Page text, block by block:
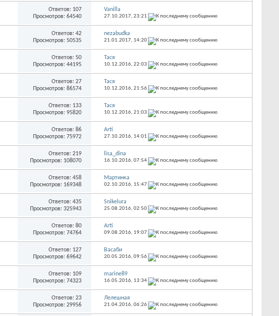
Ответов: 107
Просмотров: 64540
Vanilla
27.10.2017, 23:21
Ответов: 42
Просмотров: 50535
nezabudka
21.01.2017, 14:20
Ответов: 50
Просмотров: 44195
Тася
10.12.2016, 22:03
Ответов: 27
Просмотров: 86574
Тася
10.12.2016, 21:56
Ответов: 133
Просмотров: 95820
Тася
10.12.2016, 21:03
Ответов: 86
Просмотров: 75972
Arti
27.10.2016, 14:01
Ответов: 219
Просмотров: 108070
lisa_dina
16.10.2016, 07:54
Ответов: 458
Просмотров: 169348
Мартинка
02.10.2016, 15:47
Ответов: 435
Просмотров: 325943
Snikelura
25.08.2016, 02:50
Ответов: 80
Просмотров: 74764
Arti
09.08.2016, 19:07
Ответов: 127
Просмотров: 69642
Васаби
20.05.2016, 09:56
Ответов: 109
Просмотров: 74323
marine89
16.05.2016, 13:34
Ответов: 23
Просмотров: 29956
Лелешная
21.04.2016, 06:26